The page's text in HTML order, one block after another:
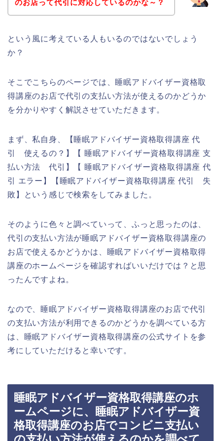
のお店って代引に対応しているのかな～？
という風に考えている人もいるのではないでしょう
か？
そこでこちらのページでは、睡眠アドバイザー資格取
得講座のお店で代引の支払い方法が使えるのかどうか
を分かりやすく解説させていただきます。
まず、私自身、【睡眠アドバイザー資格取得講座 代
引 使えるの？】【 睡眠アドバイザー資格取得講座 支
払い方法 代引】【 睡眠アドバイザー資格取得講座 代
引 エラー】【睡眠アドバイザー資格取得講座 代引 失
敗】という感じで検索をしてみました。
そのように色々と調べていって、ふっと思ったのは、
代引の支払い方法が睡眠アドバイザー資格取得講座の
お店で使えるかどうかは、睡眠アドバイザー資格取得
講座のホームページを確認すればいいだけでは？と思
ったんですよね。
なので、睡眠アドバイザー資格取得講座のお店で代引
の支払い方法が利用できるのかどうかを調べている方
は、睡眠アドバイザー資格取得講座の公式サイトを参
考にしていただけると幸いです。
睡眠アドバイザー資格取得講座のホ
ームページに、睡眠アドバイザー資
格取得講座のお店でコンビニ支払い